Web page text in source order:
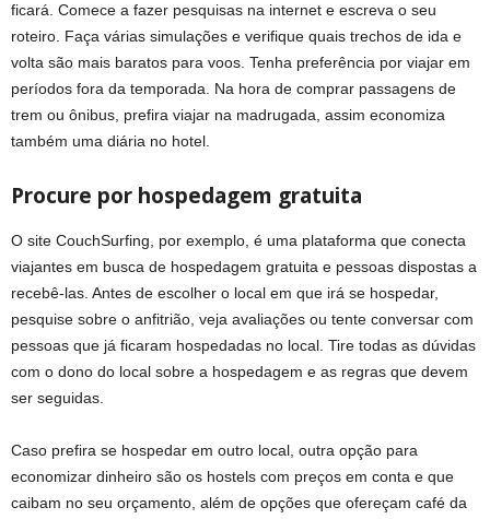
ficará. Comece a fazer pesquisas na internet e escreva o seu
roteiro. Faça várias simulações e verifique quais trechos de ida e
volta são mais baratos para voos. Tenha preferência por viajar em
períodos fora da temporada. Na hora de comprar passagens de
trem ou ônibus, prefira viajar na madrugada, assim economiza
também uma diária no hotel.
Procure por hospedagem gratuita
O site CouchSurfing, por exemplo, é uma plataforma que conecta
viajantes em busca de hospedagem gratuita e pessoas dispostas a
recebê-las. Antes de escolher o local em que irá se hospedar,
pesquise sobre o anfitrião, veja avaliações ou tente conversar com
pessoas que já ficaram hospedadas no local. Tire todas as dúvidas
com o dono do local sobre a hospedagem e as regras que devem
ser seguidas.
Caso prefira se hospedar em outro local, outra opção para
economizar dinheiro são os hostels com preços em conta e que
caibam no seu orçamento, além de opções que ofereçam café da